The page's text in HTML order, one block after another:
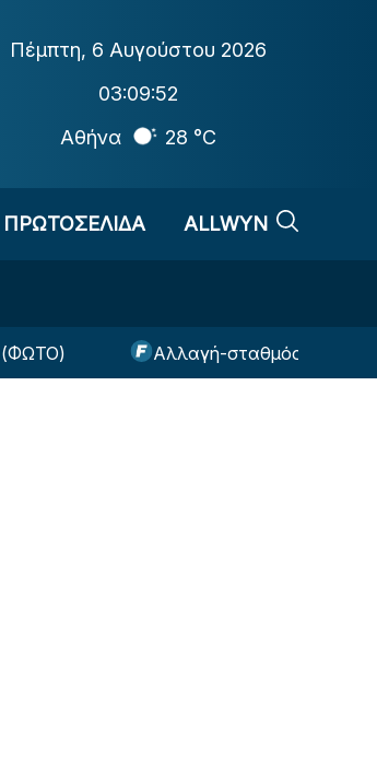
Πέμπτη, 6 Αυγούστου 2026
03:09:53
Αθήνα
28 °C
ΠΡΩΤΟΣΕΛΙΔΑ ALLWYN
Αλλαγή-σταθμός από την UEFA